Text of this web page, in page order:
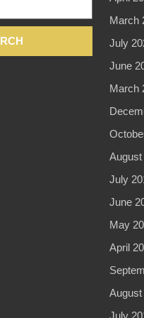
March
July
June
March
August
July
June
May
April
August